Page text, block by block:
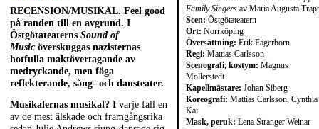
Family Singers av Maria Augusta
Scen: Östgötateatern
Ort: Norrköping
Översättning: Erik Fägerborn
Regi: Mattias Carlsson
Scenografi, kostym: Magnus
Möllerstedt
Kapellmästare: Johan Siberg
Koreografi: Mattias Carlsson, Cynthia
Kai
Mask, peruk: Lena Stranger Weinar
RECENSION/MUSIKAL. Feel good
på randen till en avgrund. I
Östgötateaterns Sound of
Music överskuggas nazisternas
hotfulla maktövertagande av
medryckande, men föga
reflekterande, sång- och dansteater.
Musikalernas musikal? I varje fall en
av de mest älskade och framgångsrika